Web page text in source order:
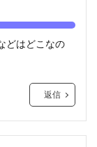
どはどこなの
返信